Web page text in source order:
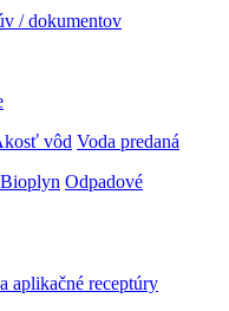
/ dokumentov
vôd Voda predaná
Odpadové
aplikačné receptúry